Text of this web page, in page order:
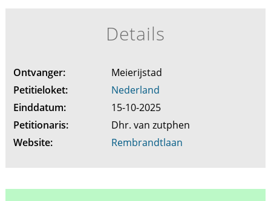
Details
Ontvanger:
Meierijstad
Petitieloket:
Nederland
Einddatum:
15-10-2025
Petitionaris:
Dhr. van zutphen
Website:
Rembrandtlaan